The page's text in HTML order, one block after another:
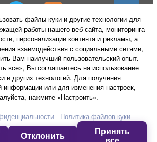
файлы куки и другие технологии для
работы нашего веб-сайта, мониторинга
персонализации контента и рекламы, а
взаимодействия с социальными сетями,
Вам наилучший пользовательский опыт.
все», Вы соглашаетесь на использование
и других технологий. Для получения
информации или для изменения настроек,
нажмите «Настроить».
Политика файлов куки
Отклонить
Принять
с намиУсловия использования
Политика конфиденциальности
в отношении файлов куки